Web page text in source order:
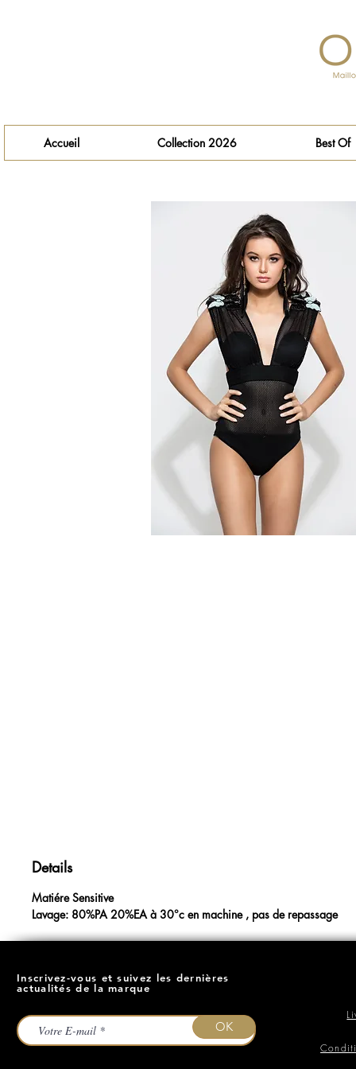
Accueil Collection 2026 Best Of
Details
Matiére Sensitive
Lavage: 80%PA 20%EA à 30°c en machine , pas de repassage
Inscrivez-vous et suivez les dernières
actualités de la marque
OK